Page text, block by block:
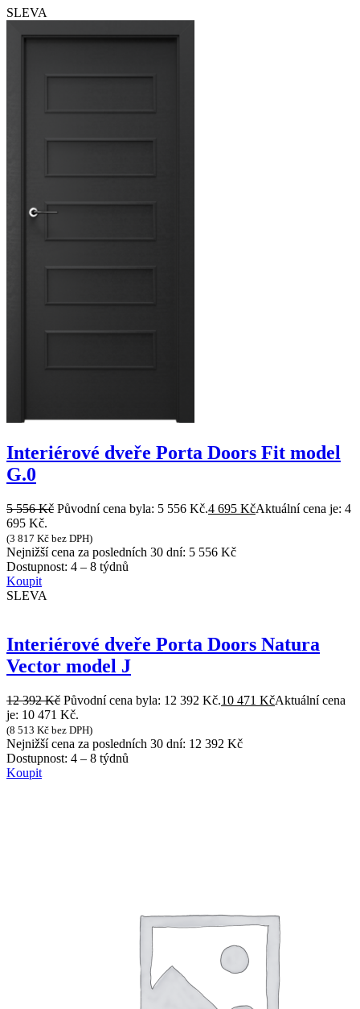
SLEVA
Interiérové dveře Porta Doors Fit model
G.0
5 556Kč Původní cena byla: 5 556 Kč.4 695 KčAktuální cena je: 4
695 Kč.
(3 817 Kč bez DPH)
Nejnižší cena za posledních 30 dní: 5 556 Kč
Dostupnost: 4 – 8 týdnů
Koupit
SLEVA
Interiérové dveře Porta Doors Natura
Vector model J
12 392Kč Původní cena byla: 12 392 Kč.10 471 KčAktuální cena
je: 10 471 Kč.
(8 513 Kč bez DPH)
Nejnižší cena za posledních 30 dní: 12 392 Kč
Dostupnost: 4 – 8 týdnů
Koupit